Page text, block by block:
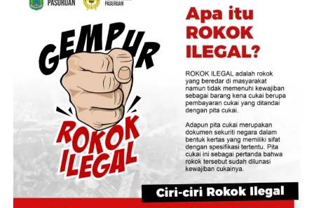
‎Hasil gelar perkara tersebut menetapkan 6 orang
sebagai tersangka. Menurut Erlan, masing-masing
tersangka memiliki peran yang berbeda dalam kasus
yang menewaskan Brigadir EWS tersebut.
‎Kasua ini mendapat asistensi dari Itwasum Polri,
Divpropam Polri, dan Bareskrim Polri. Pendampingan
disebut dilakukan guna mengawasi jalannya penyidikan
agar berlangsung profesional, transparan, dan
akuntabel. Kabid Humas pun menekankan komitmen
Polda Jambi dalam mengusut tuntas perkara tersebut
tanpa pandang bulu.